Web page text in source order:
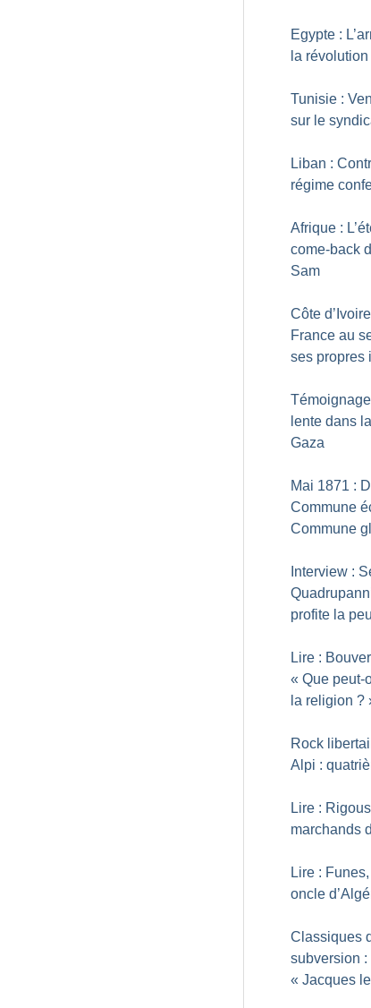
Egypte :
la
Tunisie :
sur le
Liban :
régime
Afrique :
come-back
Sam
Côte
France au
ses propres
lente dans
Gaza
Mai 1871 :
Commune
Commune
Interview :
profite la
Lire :
« Que peut-
la religion ?
Rock
Alpi :
Lire :
marchands
Lire :
oncle
Classiques
subversion :
« Jacques